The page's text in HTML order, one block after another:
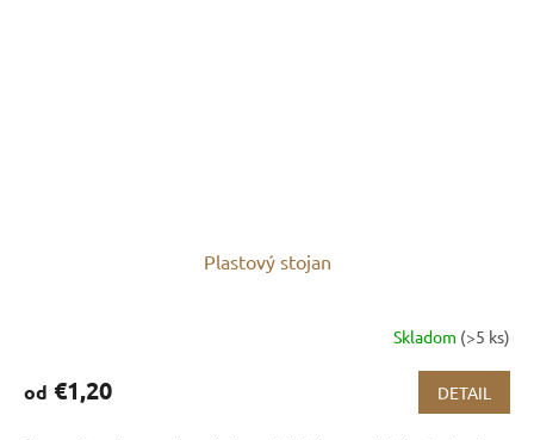
Plastový stojan
Skladom (>5 ks)
od €1,20 DETAIL